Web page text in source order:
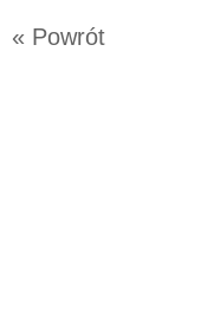
« Powrót